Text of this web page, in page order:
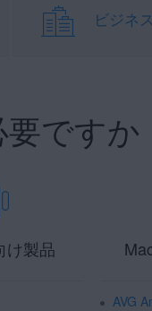
ビジネ
ですか
け製品
AVG